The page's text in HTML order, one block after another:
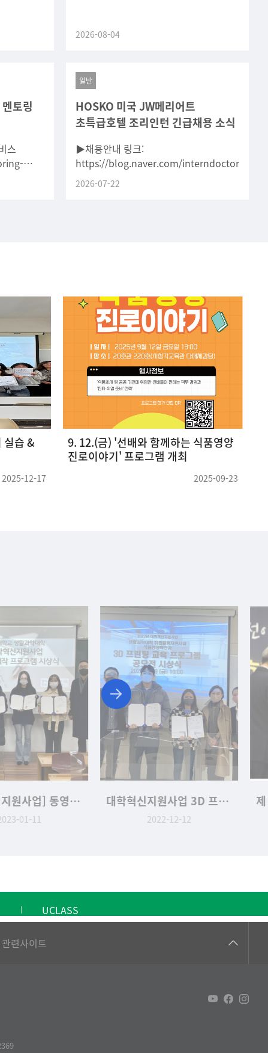
2026-08-04
토링
스
일반
HOSKO 미국 JW메리어트
초특급호텔 조리인턴 긴급채용 소식
▶채용안내 링크:
https://blog.naver.com/interndoctor/
2026-07-22
식문화
2024-09-23
2023학년 대학혁신지원사업 공모전
시상식
2023-12-11
[대학혁신지원사업] 동영상 제작 프로그램 평가 시상식
01-11
대학혁신지원사업 3D 프린팅 교육 프로그램 공모전 시상식
2022-12-12
UCLASS
관련사이트
온라인 기술거래 플랫폼